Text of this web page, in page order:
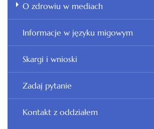
O zdrowiu w mediach
Informacje w języku migowym
Skargi i wnioski
Zadaj pytanie
Kontakt z oddziałem